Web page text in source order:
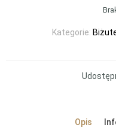
Kategorie:
Opis